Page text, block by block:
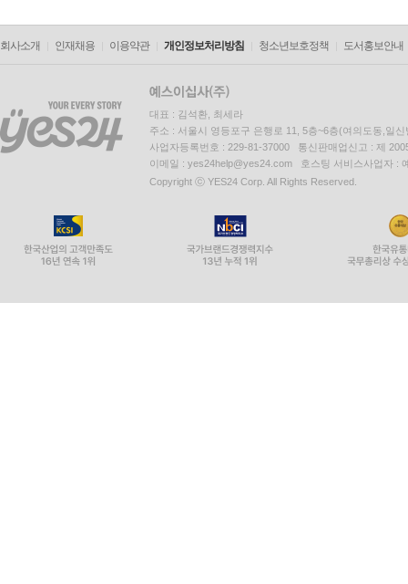
회사소개 인재채용 이용약관 개인정보처리방침 청소년보호정책 도서홍보안내
대표 : 김석환, 최세라
주소 : 서울시 영등포구 은행로 11, 5층~6층(여의도동,일신
사업자등록번호 : 229-81-37000 통신판매업신고 : 제
이메일 : yes24help@yes24.com 호스팅 서비스사업자 :
Copyright ⓒ YES24 Corp. All Rights Reserved.